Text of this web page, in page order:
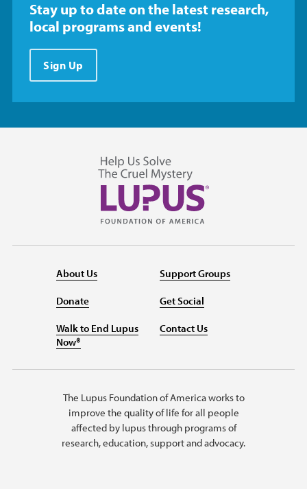
Stay up to date on the latest research,
local programs and events!
Sign Up
About Us
Donate
Walk to End Lupus
Now®
Support Groups
Get Social
Contact Us
The Lupus Foundation of America works to
improve the quality of life for all people
affected by lupus through programs of
research, education, support and advocacy.